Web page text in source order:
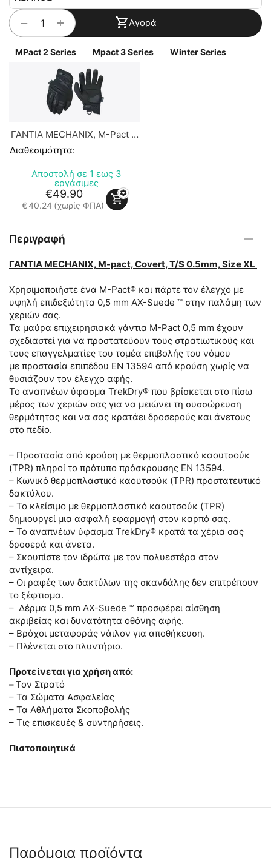
+
− Αγορά
MPact 2 Series Mpact 3 Series Winter Series
ΓΑΝΤΙΑ MECHANIX, M-Pact 2,
Covert
Διαθεσιμότητα:
Αποστολή σε 1 εως 3
εργάσιμες
€49.90
€40.24 (χωρίς ΦΠΑ)
Περιγραφή
ΓΑΝΤΙΑ MECHANIX, M-pact, Covert, T/S 0.5mm, Size XL
Χρησιμοποιήστε ένα M-Pact® και πάρτε τον έλεγχο με
υψηλή επιδεξιότητα 0,5 mm AX-Suede ™ στην παλάμη των
χεριών σας.
Τα μαύρα επιχειρησιακά γάντια M-Pact 0,5 mm έχουν
σχεδιαστεί για να προστατεύουν τους στρατιωτικούς και
τους επαγγελματίες του τομέα επιβολής του νόμου
με προστασία επιπέδου EN 13594 από κρούση χωρίς να
θυσιάζουν τον έλεγχο αφής.
Το αναπνέων ύφασμα TrekDry® που βρίσκεται στο πίσω
μέρος των χεριών σας για να μειώνει τη συσσώρευση
θερμότητας και να σας κρατάει δροσερούς και άνετους
στο πεδίο.
– Προστασία από κρούση με θερμοπλαστικό καουτσούκ
(TPR) πληροί το πρότυπο πρόσκρουσης EN 13594.
– Κωνικό θερμοπλαστικό καουτσούκ (TPR) προστατευτικό
δακτύλου.
– Το κλείσιμο με θερμοπλαστικό καουτσούκ (TPR)
δημιουργεί μια ασφαλή εφαρμογή στον καρπό σας.
– Το αναπνέων ύφασμα TrekDry® κρατά τα χέρια σας
δροσερά και άνετα.
– Σκουπίστε τον ιδρώτα με τον πολυεστέρα στον
αντίχειρα.
– Οι ραφές των δακτύλων της σκανδάλης δεν επιτρέπουν
το ξέφτισμα.
– Δέρμα 0,5 mm AX-Suede ™ προσφέρει αίσθηση
ακριβείας και δυνατότητα οθόνης αφής.
– Βρόχοι μεταφοράς νάιλον για αποθήκευση.
– Πλένεται στο πλυντήριο.
Προτείνεται για χρήση από:
–Τον Στρατό
– Τα Σώματα Ασφαλείας
– Τα Αθλήματα Σκοποβολής
– Τις επισκευές & συντηρήσεις.
Πιστοποιητικά
Παρόμοια προϊόντα